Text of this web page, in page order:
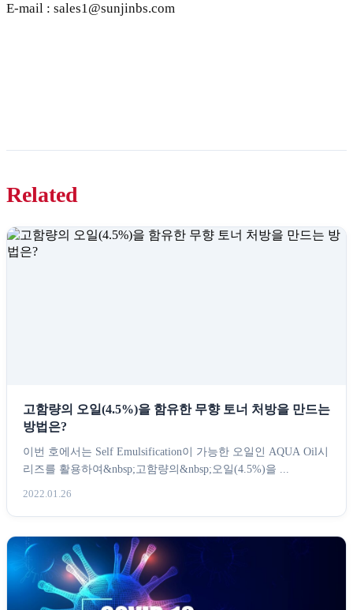
E-mail : sales1@sunjinbs.com
Related
고함량의 오일(4.5%)을 함유한 무향 토너 처방을 만드는
방법은?
이번 호에서는 Self Emulsification이 가능한 오일인 AQUA Oil시
리즈를 활용하여&nbsp;고함량의&nbsp;오일(4.5%)을 ...
2022.01.26